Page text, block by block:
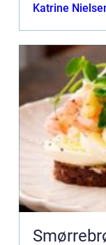
Katrine
Smørrebrød